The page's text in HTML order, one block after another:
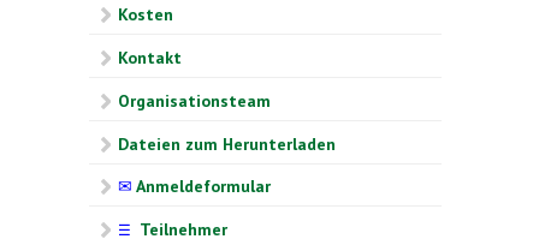
Kosten
Kontakt
Organisationsteam
Dateien zum Herunterladen
✉ Anmeldeformular
☰ Teilnehmer